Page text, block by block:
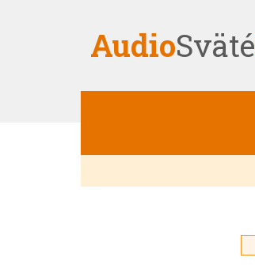
AudioSväté